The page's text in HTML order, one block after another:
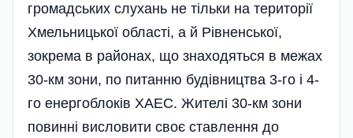
громадських слухань не тільки на території
Хмельницької області, а й Рівненської,
зокрема в районах, що знаходяться в межах
30-км зони, по питанню будівництва 3-го і 4-
го енергоблоків ХАЕС. Жителі 30-км зони
повинні висловити своє ставлення до